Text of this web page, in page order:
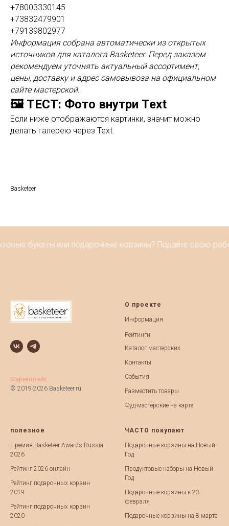
+78003330145
+73832479901
+79139802977
Информация собрана автоматически из открытых
источников для каталога Basketeer. Перед заказом
рекомендуем уточнять актуальный ассортимент,
цены, доставку и адрес самовывоза на официальном
сайте мастерской.
🖼️ ТЕСТ: Фото внутри Text
Если ниже отображаются картинки, значит можно
делать галерею через Text.
Basketeer
или подарочные корзины? Подайте свою работу
Маркетплейс
© 2019-2026 Basketeer.ru
О проекте
Информация
Рейтинги
Каталог мастерских
Контакты
События
Разместить товары
Фуд-мастерские на карте
полезное
Премия Basketeer Awards Russia
2026
Рейтинг 2026 онлайн
Рейтинг подарочных корзин
2019
Рейтинг подарочных корзин
2020
ЧАСТО покупают
Подарочные корзины на Новый
Год
Продуктовые наборы на Новый
Год
Подарочные корзины к 23
февраля
Подарочные корзины на 8 марта